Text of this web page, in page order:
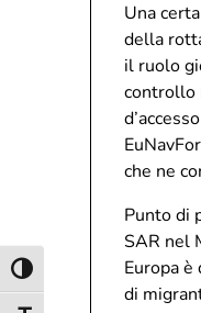
Attiva/disattiva alto
Una
della
il ruolo
controllo
che ne
Punto di
SAR nel
Europa
di